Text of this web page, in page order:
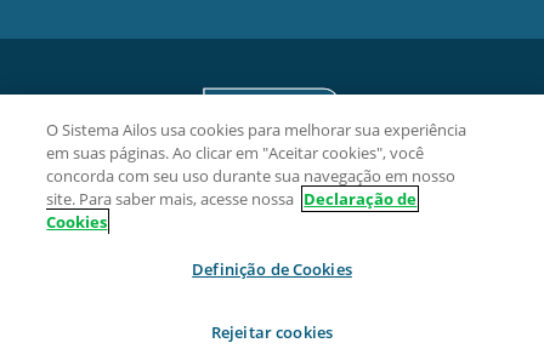
2026 Sistema Ailos. Todos os direitos reservados.
O Sistema Ailos usa cookies para melhorar sua experiência
em suas páginas. Ao clicar em "Aceitar cookies", você
concorda com seu uso durante sua navegação em nosso
site. Para saber mais, acesse nossa Declaração de
Cookies
Definição de Cookies
Rejeitar cookies